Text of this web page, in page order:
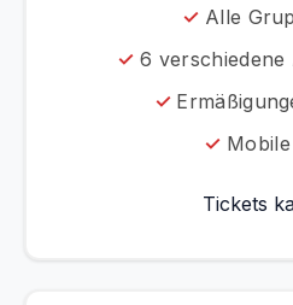
Alle
6
Tickets